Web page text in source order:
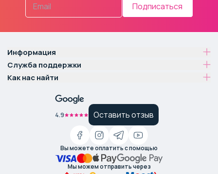
Подписаться
Информация
Служба поддержки
Как нас найти
4.9 Оставить отзыв
Вы можете оплатить с помощью
Мы можем отправить через